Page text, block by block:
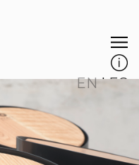
EN|ES